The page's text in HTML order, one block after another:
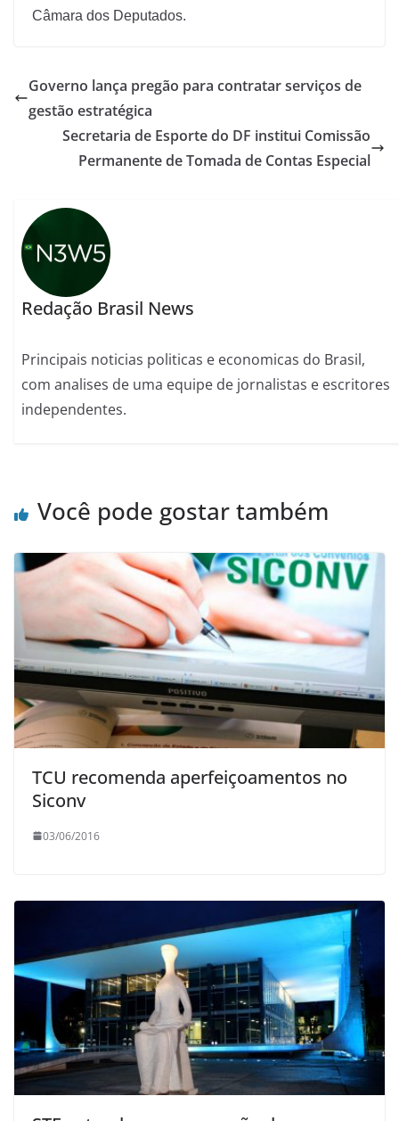
Câmara dos Deputados.
Governo lança pregão para contratar serviços de
gestão estratégica
Secretaria de Esporte do DF institui Comissão
Permanente de Tomada de Contas Especial
Redação Brasil News
Principais noticias politicas e economicas do Brasil,
com analises de uma equipe de jornalistas e escritores
independentes.
Você pode gostar também
TCU recomenda aperfeiçoamentos no
Siconv
03/06/2016